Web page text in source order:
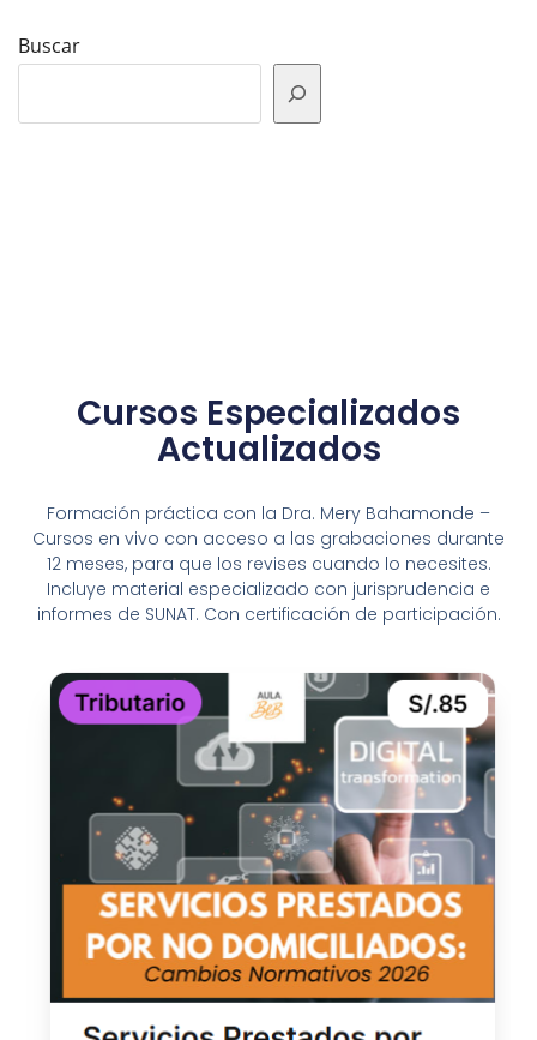
Buscar
Cursos Especializados
Actualizados
Formación práctica con la Dra. Mery Bahamonde –
Cursos en vivo con acceso a las grabaciones durante
12 meses, para que los revises cuando lo necesites.
Incluye material especializado con jurisprudencia e
informes de SUNAT. Con certificación de participación.